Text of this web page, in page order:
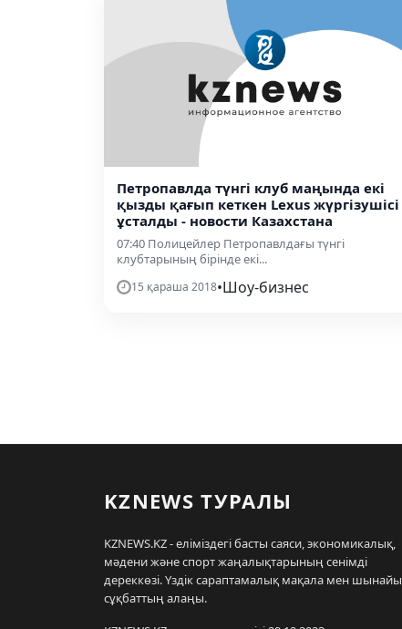
Петропавлда түнгі клуб маңында екі
қызды қағып кеткен Lexus жүргізушісі
ұсталды - новости Казахстана
07:40 Полицейлер Петропавлдағы түнгі
клубтарының бірінде екі...
15 қараша 2018•Шоу-бизнес
KZNEWS ТУРАЛЫ
KZNEWS.KZ - еліміздегі басты саяси, экономикалық,
мәдени және спорт жаңалықтарының сенімді
дереккөзі. Үздік сараптамалық мақала мен шынайы
сұқбаттың алаңы.